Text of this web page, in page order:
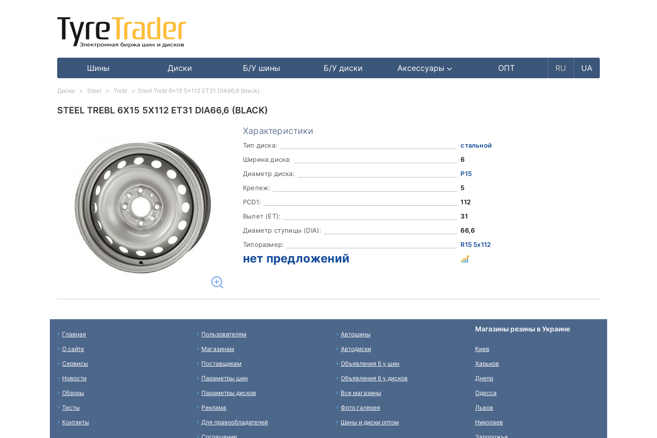
Шины Диски Б/У шины Б/У диски Аксессуары ОПТ RU UA
STEEL TREBL 6X15 5X112 ET31 DIA66,6 (BLACK)
Характеристики
Тип диска:
стальной
Ширина диска:
6
Диаметр диска:
Р15
Крепеж:
5
PCD1:
112
Вылет (ET):
31
Диаметр ступицы (DIA):
66,6
Типоразмер:
R15 5x112
нет предложений
Диски Steel Trebl Steel Trebl 6x15 5x112 ET31 DIA66,6 (black)
Главная
О сайте
Сервисы
Новости
Обзоры
Тесты
Контакты
Пользователям
Магазинам
Поставщикам
Параметры шин
Параметры дисков
Реклама
Для правообладателей
Автошины
Автодиски
Объявления б у шин
Объявления б у дисков
Все магазины
Фото галерея
Шины и диски оптом
Магазины резины в Украине
Киев
Харьков
Днепр
Одесса
Львов
Николаев